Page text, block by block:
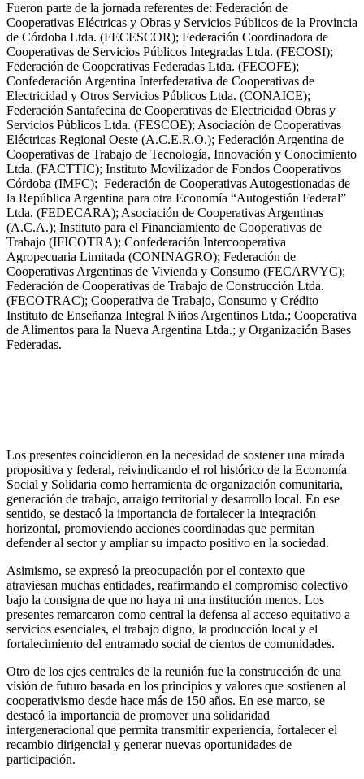
Fueron parte de la jornada referentes de: Federación de
Cooperativas Eléctricas y Obras y Servicios Públicos de la Provincia
de Córdoba Ltda. (FECESCOR); Federación Coordinadora de
Cooperativas de Servicios Públicos Integradas Ltda. (FECOSI);
Federación de Cooperativas Federadas Ltda. (FECOFE);
Confederación Argentina Interfederativa de Cooperativas de
Electricidad y Otros Servicios Públicos Ltda. (CONAICE);
Federación Santafecina de Cooperativas de Electricidad Obras y
Servicios Públicos Ltda. (FESCOE); Asociación de Cooperativas
Eléctricas Regional Oeste (A.C.E.R.O.); Federación Argentina de
Cooperativas de Trabajo de Tecnología, Innovación y Conocimiento
Ltda. (FACTTIC); Instituto Movilizador de Fondos Cooperativos
Córdoba (IMFC); Federación de Cooperativas Autogestionadas de
la República Argentina para otra Economía “Autogestión Federal”
Ltda. (FEDECARA); Asociación de Cooperativas Argentinas
(A.C.A.); Instituto para el Financiamiento de Cooperativas de
Trabajo (IFICOTRA); Confederación Intercooperativa
Agropecuaria Limitada (CONINAGRO); Federación de
Cooperativas Argentinas de Vivienda y Consumo (FECARVYC);
Federación de Cooperativas de Trabajo de Construcción Ltda.
(FECOTRAC); Cooperativa de Trabajo, Consumo y Crédito
Instituto de Enseñanza Integral Niños Argentinos Ltda.; Cooperativa
de Alimentos para la Nueva Argentina Ltda.; y Organización Bases
Federadas.
Los presentes coincidieron en la necesidad de sostener una mirada
propositiva y federal, reivindicando el rol histórico de la Economía
Social y Solidaria como herramienta de organización comunitaria,
generación de trabajo, arraigo territorial y desarrollo local. En ese
sentido, se destacó la importancia de fortalecer la integración
horizontal, promoviendo acciones coordinadas que permitan
defender al sector y ampliar su impacto positivo en la sociedad.
Asimismo, se expresó la preocupación por el contexto que
atraviesan muchas entidades, reafirmando el compromiso colectivo
bajo la consigna de que no haya ni una institución menos. Los
presentes remarcaron como central la defensa al acceso equitativo a
servicios esenciales, el trabajo digno, la producción local y el
fortalecimiento del entramado social de cientos de comunidades.
Otro de los ejes centrales de la reunión fue la construcción de una
visión de futuro basada en los principios y valores que sostienen al
cooperativismo desde hace más de 150 años. En ese marco, se
destacó la importancia de promover una solidaridad
intergeneracional que permita transmitir experiencia, fortalecer el
recambio dirigencial y generar nuevas oportunidades de
participación.